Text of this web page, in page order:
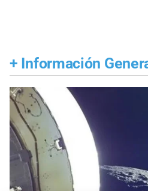
+ Información